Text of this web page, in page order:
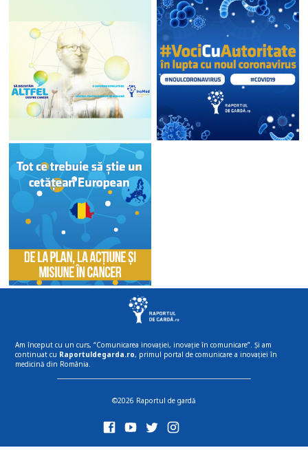
Am început cu un curs, “Comunicarea inovației, inovație în comunicare”. Și am
continuat cu Raportuldegarda.ro, primul portal de comunicare a inovației în
medicină din România.
©2026 Raportul de gardă